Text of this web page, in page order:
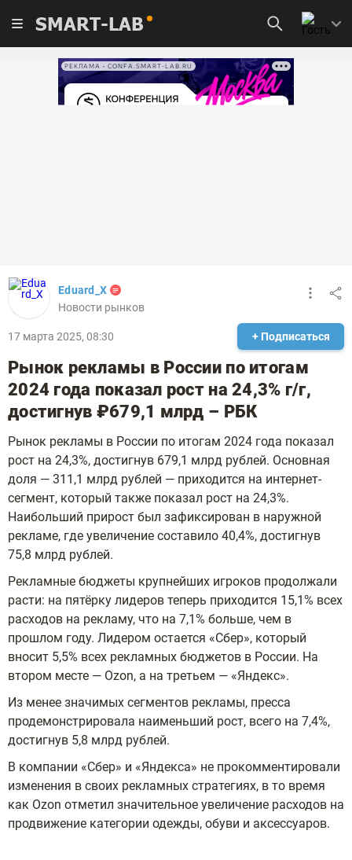
SMART-LAB
РЕКЛАМА • CONFA.SMART-LAB.RU
Eduard_X
Новости рынков
17 марта 2025, 08:30 + Подписаться
Рынок рекламы в России по итогам
2024 года показал рост на 24,3% г/г,
достигнув ₽679,1 млрд – РБК
Рынок рекламы в России по итогам 2024 года показал
рост на 24,3%, достигнув 679,1 млрд рублей. Основная
доля — 311,1 млрд рублей — приходится на интернет-
сегмент, который также показал рост на 24,3%.
Наибольший прирост был зафиксирован в наружной
рекламе, где увеличение составило 40,4%, достигнув
75,8 млрд рублей.
Рекламные бюджеты крупнейших игроков продолжали
расти: на пятёрку лидеров теперь приходится 15,1% всех
расходов на рекламу, что на 7,1% больше, чем в
прошлом году. Лидером остается «Сбер», который
вносит 5,5% всех рекламных бюджетов в России. На
втором месте — Ozon, а на третьем — «Яндекс».
Из менее значимых сегментов рекламы, пресса
продемонстрировала наименьший рост, всего на 7,4%,
достигнув 5,8 млрд рублей.
В компании «Сбер» и «Яндекса» не прокомментировали
изменения в своих рекламных стратегиях, в то время
как Ozon отметил значительное увеличение расходов на
продвижение категории одежды, обуви и аксессуаров.